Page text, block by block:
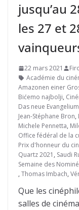
jusqu’au
les 27 et
22 mars 2021
Académie du
Amazonen einer
Bićemo najbolji,
Das neue Evangelium
Jean-Stéphane Bron,
Michele Pennetta,
Office fédéral de la
Prix d'honneur du
Quartz 2021 , Saudi
Semaine des
, Thomas Imbach,
Que les
salles de